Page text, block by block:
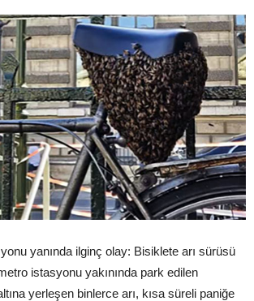
yanında ilginç olay: Bisiklete arı sürüsü
istasyonu yakınında park edilen
yerleşen binlerce arı, kısa süreli paniğe